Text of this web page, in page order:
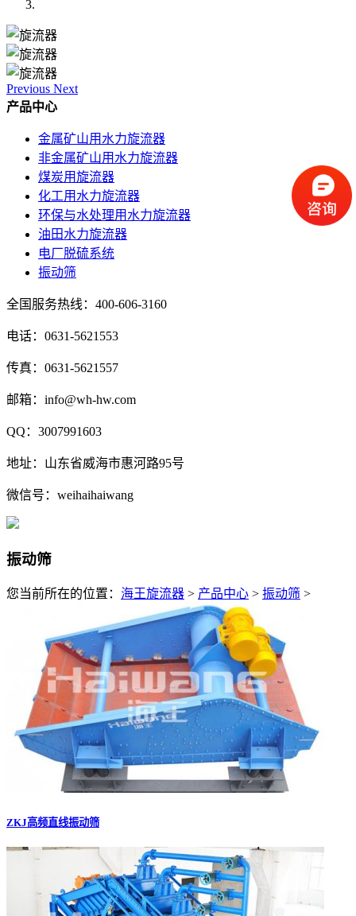
Previous Next
产品中心
金属矿山用水力旋流器
非金属矿山用水力旋流器
煤炭用旋流器
化工用水力旋流器
环保与水处理用水力旋流器
油田水力旋流器
电厂脱硫系统
振动筛
全国服务热线：400-606-3160
电话：0631-5621553
传真：0631-5621557
邮箱：info@wh-hw.com
QQ：3007991603
地址：山东省威海市惠河路95号
微信号：weihaihaiwang
振动筛
您当前所在的位置： 海王旋流器 > 产品中心 > 振动筛 >
ZKJ高频直线振动筛